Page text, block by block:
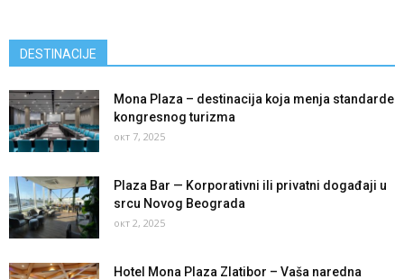
DESTINACIJE
Mona Plaza – destinacija koja menja standarde
kongresnog turizma
окт 7, 2025
Plaza Bar — Korporativni ili privatni događaji u
srcu Novog Beograda
окт 2, 2025
Hotel Mona Plaza Zlatibor – Vaša naredna